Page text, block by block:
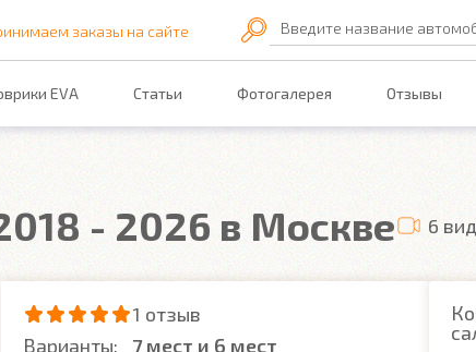
заказы на сайте Введите название
EVA Статьи Фотогалерея Отзывы
- 2026 в Москве 6
1 отзыв
Варианты:
7 мест и 6 мест